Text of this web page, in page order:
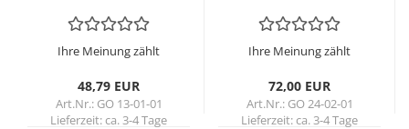
Ihre Meinung zählt
48,79 EUR
Art.Nr.: GO 13-01-01
Lieferzeit:ca. 3-4 Tage
Ihre Meinung zählt
72,00 EUR
Art.Nr.: GO 24-02-01
Lieferzeit:ca. 3-4 Tage